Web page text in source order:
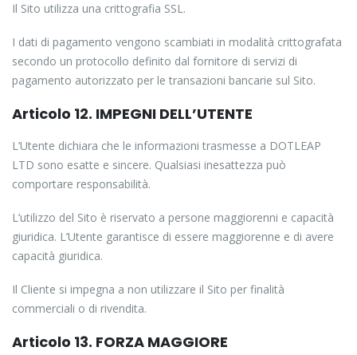
Il Sito utilizza una crittografia SSL.
I dati di pagamento vengono scambiati in modalità crittografata
secondo un protocollo definito dal fornitore di servizi di
pagamento autorizzato per le transazioni bancarie sul Sito.
Articolo 12. IMPEGNI DELL’UTENTE
L’Utente dichiara che le informazioni trasmesse a DOTLEAP
LTD sono esatte e sincere. Qualsiasi inesattezza può
comportare responsabilità.
L’utilizzo del Sito è riservato a persone maggiorenni e capacità
giuridica. L’Utente garantisce di essere maggiorenne e di avere
capacità giuridica.
Il Cliente si impegna a non utilizzare il Sito per finalità
commerciali o di rivendita.
Articolo 13. FORZA MAGGIORE